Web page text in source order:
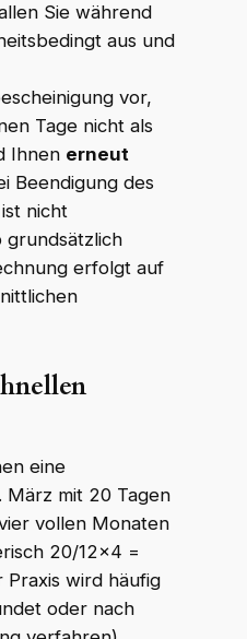
Sie während
aus und
vor,
Tage nicht als
Ihnen erneut
Beendigung des
nicht
grundsätzlich
erfolgt auf
eine
März mit 20 Tagen
vollen Monaten
20/12×4 =
Praxis wird häufig
oder nach